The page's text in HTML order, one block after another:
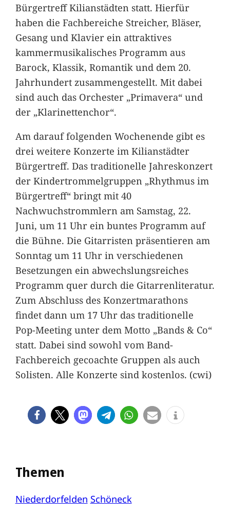
Bürgertreff Kilianstädten statt. Hierfür
haben die Fachbereiche Streicher, Bläser,
Gesang und Klavier ein attraktives
kammermusikalisches Programm aus
Barock, Klassik, Romantik und dem 20.
Jahrhundert zusammengestellt. Mit dabei
sind auch das Orchester „Primavera“ und
der „Klarinettenchor“.
Am darauf folgenden Wochenende gibt es
drei weitere Konzerte im Kilianstädter
Bürgertreff. Das traditionelle Jahreskonzert
der Kindertrommelgruppen „Rhythmus im
Bürgertreff“ bringt mit 40
Nachwuchstrommlern am Samstag, 22.
Juni, um 11 Uhr ein buntes Programm auf
die Bühne. Die Gitarristen präsentieren am
Sonntag um 11 Uhr in verschiedenen
Besetzungen ein abwechslungsreiches
Programm quer durch die Gitarrenliteratur.
Zum Abschluss des Konzertmarathons
findet dann um 17 Uhr das traditionelle
Pop-Meeting unter dem Motto „Bands & Co“
statt. Dabei sind sowohl vom Band-
Fachbereich gecoachte Gruppen als auch
Solisten. Alle Konzerte sind kostenlos. (cwi)
Themen
Niederdorfelden Schöneck